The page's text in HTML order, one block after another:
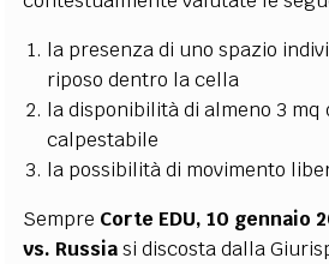
la presenza di uno spazio
riposo dentro la cella
la disponibilità di almeno 3 mq
calpestabile
la possibilità di movimento
Sempre Corte EDU, 10 gennaio
vs. Russiasi discosta dalla